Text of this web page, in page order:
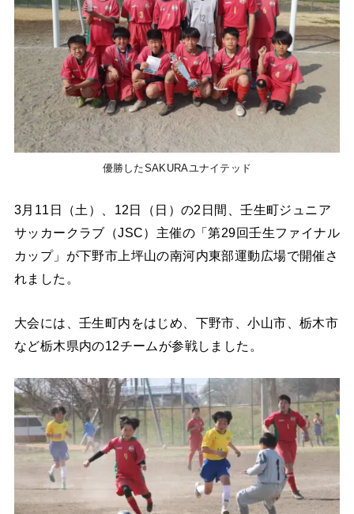
優勝したSAKURAユナイテッド
3月11日（土）、12日（日）の2日間、壬生町ジュニア
サッカークラブ（JSC）主催の「第29回壬生ファイナル
カップ」が下野市上坪山の南河内東部運動広場で開催さ
れました。
大会には、壬生町内をはじめ、下野市、小山市、栃木市
など栃木県内の12チームが参戦しました。